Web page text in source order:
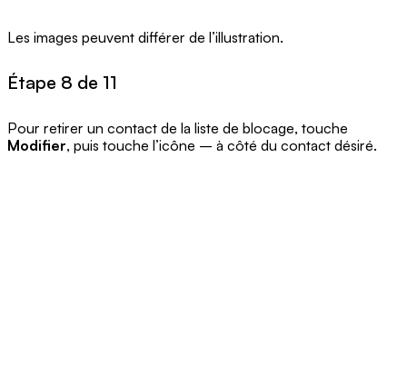
Les images peuvent différer de l’illustration.
Étape 8 de 11
Pour retirer un contact de la liste de blocage, touche
Modifier, puis touche l’icône – à côté du contact désiré.